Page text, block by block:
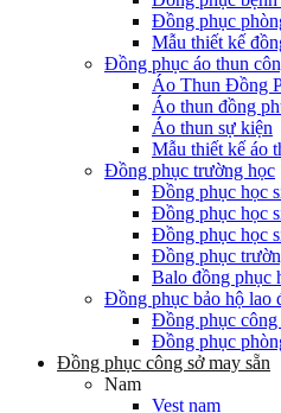
Đồng phục
Mẫu thiết kế
Đồng phục áo thun
Áo Thun Đồng
Áo thun đồng
Áo thun sự kiện
Mẫu thiết kế áo
Đồng phục trường học
Đồng phục học
Đồng phục học
Đồng phục học
Đồng phục
Balo đồng phục
Đồng phục bảo hộ lao
Đồng phục công
Đồng phục
Đồng phục công sở may sẵn
Nam
Vest nam